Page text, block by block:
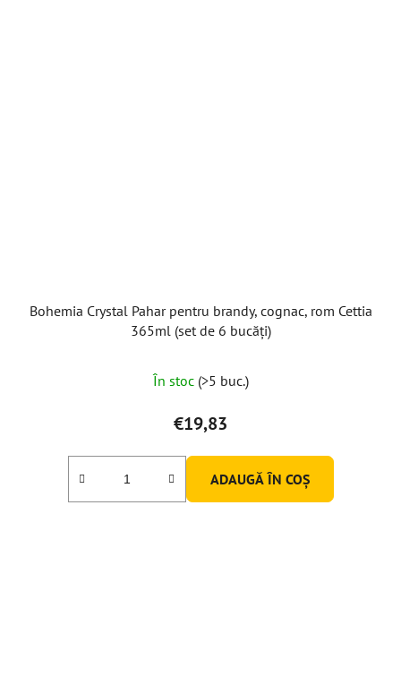
Bohemia Crystal Pahar pentru brandy, cognac, rom Cettia
365ml (set de 6 bucăți)
În stoc (>5 buc.)
€19,83
ADAUGĂ ÎN COŞ